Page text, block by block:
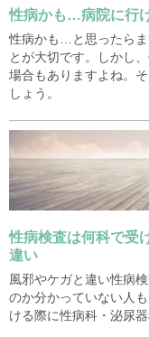
性病かも…病院に行
性病かも…と思ったらま
とが大切です。しかし
場合もありますよね。
しょう。
性病検査は何科で受
違い
風邪やケガと違い性病
のか分かっていない人
ける際に性病科・泌尿